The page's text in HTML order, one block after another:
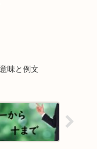
味と例文